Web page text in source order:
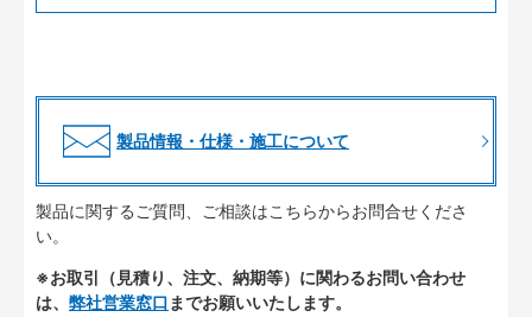
製品情報・仕様・施工について
製品に関するご質問、ご相談はこちらからお問合せくださ
い。
※お取引（見積り、注文、納期等）に関わるお問い合わせ
は、 弊社営業窓口 までお願いいたします。